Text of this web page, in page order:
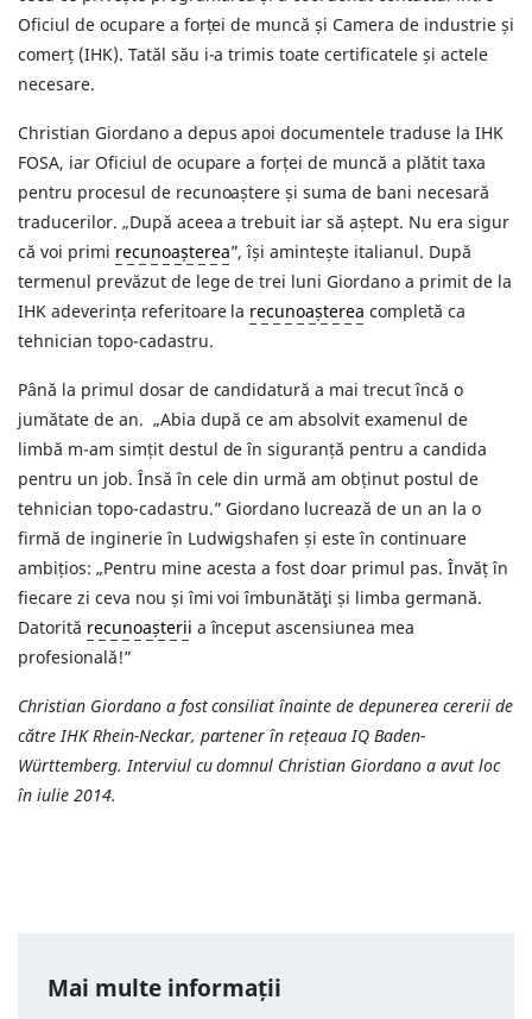
Oficiul de ocupare a forței de muncă și Camera de industrie și
comerț (IHK). Tatăl său i-a trimis toate certificatele și actele
necesare.
Christian Giordano a depus apoi documentele traduse la IHK
FOSA, iar Oficiul de ocupare a forței de muncă a plătit taxa
pentru procesul de recunoaștere și suma de bani necesară
traducerilor. „După aceea a trebuit iar să aștept. Nu era sigur
că voi primi recunoașterea”, își amintește italianul. După
termenul prevăzut de lege de trei luni Giordano a primit de la
IHK adeverința referitoare la recunoașterea completă ca
tehnician topo-cadastru.
Până la primul dosar de candidatură a mai trecut încă o
jumătate de an. „Abia după ce am absolvit examenul de
limbă m-am simțit destul de în siguranță pentru a candida
pentru un job. Însă în cele din urmă am obținut postul de
tehnician topo-cadastru.” Giordano lucrează de un an la o
firmă de inginerie în Ludwigshafen și este în continuare
ambițios: „Pentru mine acesta a fost doar primul pas. Învăț în
fiecare zi ceva nou și îmi voi îmbunătăţi și limba germană.
Datorită recunoașterii a început ascensiunea mea
profesională!”
Christian Giordano a fost consiliat înainte de depunerea cererii de
către IHK Rhein-Neckar, partener în rețeaua IQ Baden-
Württemberg. Interviul cu domnul Christian Giordano a avut loc
în iulie 2014.
Mai multe informații